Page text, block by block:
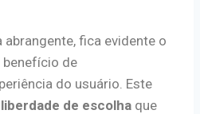
fica evidente o
de
do usuário. Este
liberdade de escolha que